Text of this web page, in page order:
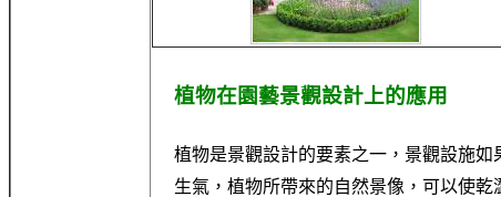
植物在園藝景觀設計上的應用
植物是景觀設計的要素之一，景觀設施
生氣，植物所帶來的自然景像，可以使乾